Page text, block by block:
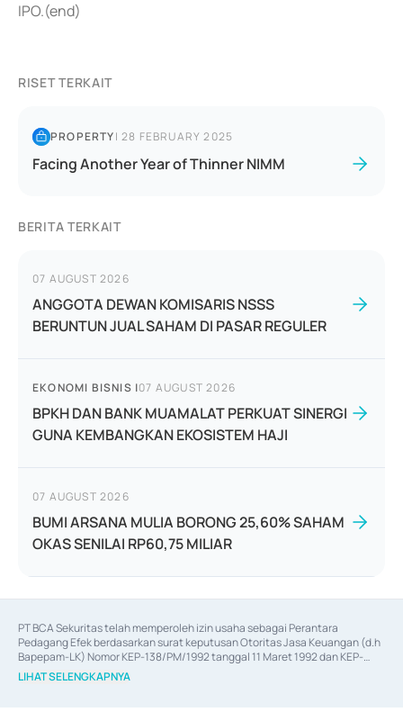
IPO.(end)
RISET TERKAIT
PROPERTY|28 FEBRUARY 2025
Facing Another Year of Thinner NIMM
BERITA TERKAIT
07 AUGUST 2026
ANGGOTA DEWAN KOMISARIS NSSS
BERUNTUN JUAL SAHAM DI PASAR REGULER
EKONOMI BISNIS |07 AUGUST 2026
BPKH DAN BANK MUAMALAT PERKUAT SINERGI
GUNA KEMBANGKAN EKOSISTEM HAJI
07 AUGUST 2026
BUMI ARSANA MULIA BORONG 25,60% SAHAM
OKAS SENILAI RP60,75 MILIAR
PT BCA Sekuritas telah memperoleh izin usaha sebagai Perantara
Pedagang Efek berdasarkan surat keputusan Otoritas Jasa Keuangan (d.h
Bapepam-LK) Nomor KEP-138/PM/1992 tanggal 11 Maret 1992 dan KEP-
06/D.04/2014 tanggal 28 Februari 2014, izin usaha sebagai Penjamin Emisi
Efek berdasarkan surat keputusan Otoritas Jasa Keuangan Nomor KEP-
LIHAT SELENGKAPNYA